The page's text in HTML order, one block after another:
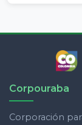
Corpouraba
Corporación